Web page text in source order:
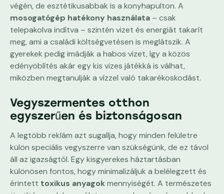
végén, de esztétikusabbak is a konyhapulton. A
mosogatógép hatékony használata – csak
telepakolva indítva – szintén vizet és energiát takarít
meg, ami a családi költségvetésen is meglátszik. A
gyerekek pedig imádják a habos vizet, így a közös
edényöblítés akár egy kis vizes játékká is válhat,
miközben megtanulják a vízzel való takarékoskodást.
Vegyszermentes otthon
egyszerűen és biztonságosan
A legtöbb reklám azt sugallja, hogy minden felületre
külön speciális vegyszerre van szükségünk, de ez távol
áll az igazságtól. Egy kisgyerekes háztartásban
különösen fontos, hogy minimalizáljuk a belélegzett és
érintett toxikus anyagokmennyiségét. A természetes